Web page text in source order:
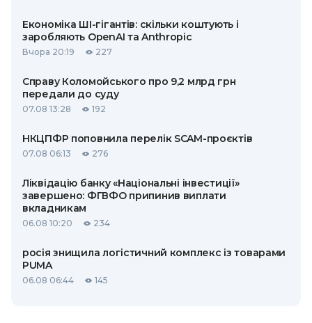
Економіка ШІ-гігантів: скільки коштують і
заробляють OpenAI та Anthropic
Вчора 20:19 227
Справу Коломойського про 9,2 млрд грн
передали до суду
07.08 13:28 192
НКЦПФР поповнила перелік SCAM-проєктів
07.08 06:13 276
Ліквідацію банку «Національні інвестиції»
завершено: ФГВФО припинив виплати
вкладникам
06.08 10:20 234
росія знищила логістичний комплекс із товарами
PUMA
06.08 06:44 145